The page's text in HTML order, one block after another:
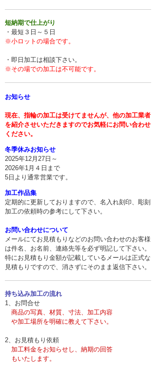
短納期で仕上がり
・最短３日～５日
※小ロットの場合です。
・即日加工は相談下さい。
※その場での加工は不可能です。
お知らせ
現在、指輪の加工は受けてませんが、他の加工業者
を紹介させいただきますのでお気軽にお問い合わせ
ください。
冬季休みお知らせ
2025年12月27日～
2026年1月４日まで
5日より通常営業です。
加工作品集
定期的に更新しておりますので、名入れ刻印、彫刻
加工の依頼時の参考にして下さい。
お問い合わせについて
メールにてお見積もりなどのお問い合わせのお客様
は件名、お名前、連絡先等を必ず明記して下さい。
特にお見積もり金額が記載しているメールは正式な
見積もりですので、消さずにそのまま返信下さい。
持ち込み加工の流れ
1、お問合せ
商品の写真、材質、寸法、加工内容
や加工場所を明確に教えて下さい。
2、お見積もり依頼
加工料金をお知らせし、納期の回答
もいたします。